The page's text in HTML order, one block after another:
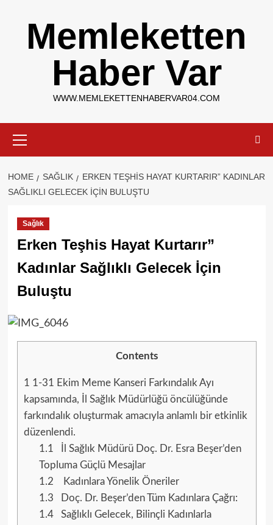
Memleketten
Haber Var
WWW.MEMLEKETTENHABERVAR04.COM
Menu
HOME SAĞLIK
ERKEN TEŞHIS HAYAT KURTARIR” KADINLAR
SAĞLIKLI GELECEK İÇIN BULUŞTU
Sağlık
Erken Teşhis Hayat Kurtarır”
Kadınlar Sağlıklı Gelecek İçin
Buluştu
Contents
1 1-31 Ekim Meme Kanseri Farkındalık Ayı
kapsamında, İl Sağlık Müdürlüğü öncülüğünde
farkındalık oluşturmak amacıyla anlamlı bir etkinlik
düzenlendi.
1.1
İl Sağlık Müdürü Doç. Dr. Esra Beşer’den
Topluma Güçlü Mesajlar
1.2 Kadınlara Yönelik Öneriler
1.3 Doç. Dr. Beşer’den Tüm Kadınlara Çağrı:
1.4 Sağlıklı Gelecek, Bilinçli Kadınlarla